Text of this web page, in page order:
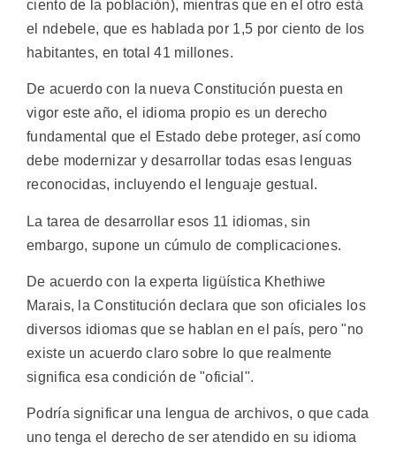
ciento de la población), mientras que en el otro está
el ndebele, que es hablada por 1,5 por ciento de los
habitantes, en total 41 millones.
De acuerdo con la nueva Constitución puesta en
vigor este año, el idioma propio es un derecho
fundamental que el Estado debe proteger, así como
debe modernizar y desarrollar todas esas lenguas
reconocidas, incluyendo el lenguaje gestual.
La tarea de desarrollar esos 11 idiomas, sin
embargo, supone un cúmulo de complicaciones.
De acuerdo con la experta ligüística Khethiwe
Marais, la Constitución declara que son oficiales los
diversos idiomas que se hablan en el país, pero "no
existe un acuerdo claro sobre lo que realmente
significa esa condición de "oficial".
Podría significar una lengua de archivos, o que cada
uno tenga el derecho de ser atendido en su idioma